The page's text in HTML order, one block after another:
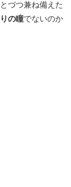
づつ兼ね備えた
の瞳でないのか